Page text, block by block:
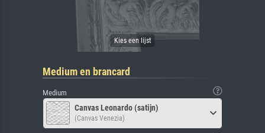
Medium en brancard
Medium
Canvas Leonardo (satijn)
(Canvas Venezia)